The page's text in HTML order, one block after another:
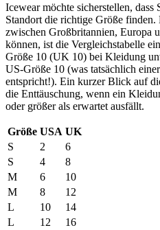
Icewear möchte sicherstellen,
Standort die richtige Größe finden.
zwischen Großbritannien, Europa
können, ist die Vergleichstabelle
Größe 10 (UK 10) bei Kleidung
US-Größe 10 (was tatsächlich
entspricht!). Ein kurzer Blick auf
die Enttäuschung, wenn ein
oder größer als erwartet ausfällt.
Größe USA UK
S
2
6
S
4
8
M
6
10
M
8
12
L
10
14
L
12
16